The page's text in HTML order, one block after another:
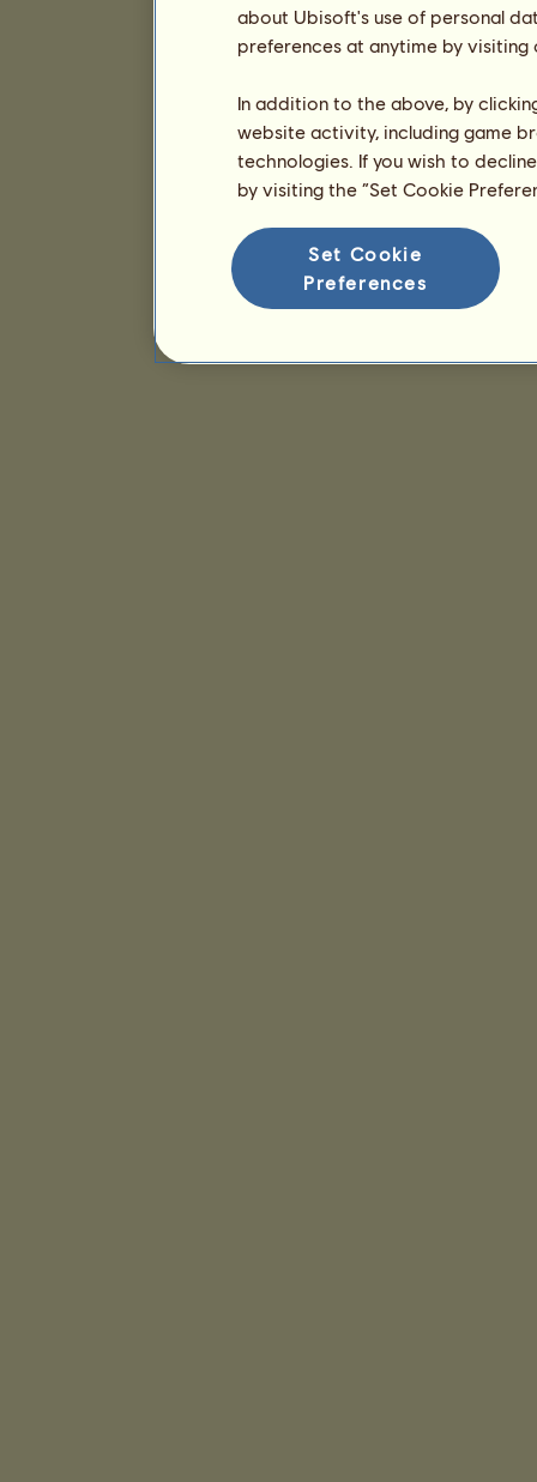
about Ubisoft's use of personal
preferences at anytime by
In addition to the above, by
website activity, including game
technologies. If you wish to
by visiting the “Set Cookie
Set Cookie
Preferences